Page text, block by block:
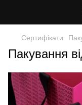
Сертифікати
Пакування